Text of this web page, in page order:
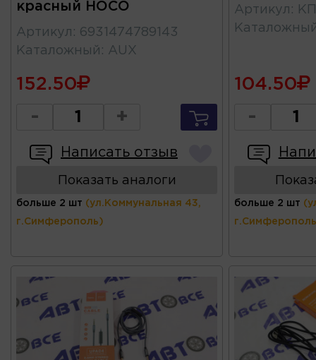
красный HOCO
Артикул : 6931474789143
Каталожный : AUX
152.50
- +
Написать отзыв
Показать аналоги
больше 2 шт (ул.Коммунальная 43,
г.Симферополь)
Артикул :
104.50
-
больше 2 шт